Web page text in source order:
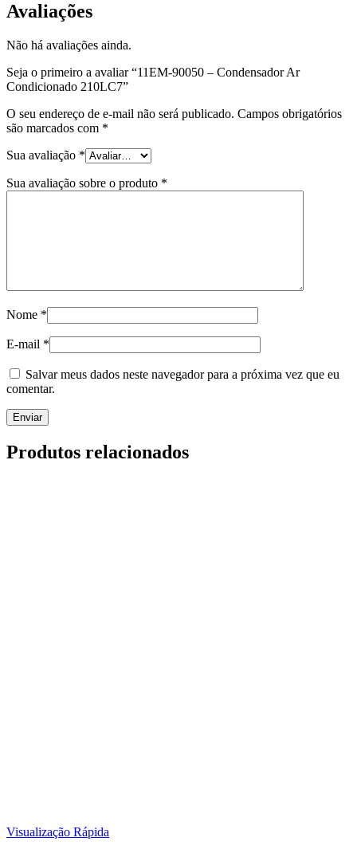
Avaliações
Não há avaliações ainda.
Seja o primeiro a avaliar “11EM-90050 – Condensador Ar
Condicionado 210LC7”
O seu endereço de e-mail não será publicado. Campos obrigatórios
são marcados com *
Sua avaliação *
Sua avaliação sobre o produto *
Nome *
E-mail *
Salvar meus dados neste navegador para a próxima vez que eu
comentar.
Produtos relacionados
Visualização Rápida